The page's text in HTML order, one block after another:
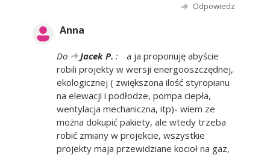
Odpowiedz
Anna
Do Jacek P. :
a ja proponuję abyście
robili projekty w wersji energooszczędnej,
ekologicznej ( zwiększona ilość styropianu
na elewacji i podłodze, pompa ciepła,
wentylacja mechaniczna, itp)- wiem ze
można dokupić pakiety, ale wtedy trzeba
robić zmiany w projekcie, wszystkie
projekty maja przewidziane kocioł na gaz,